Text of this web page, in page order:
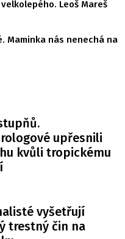
Leoš Mareš
Maminka nás nenechá na
upřesnili
kvůli tropickému
vyšetřují
trestný čin na